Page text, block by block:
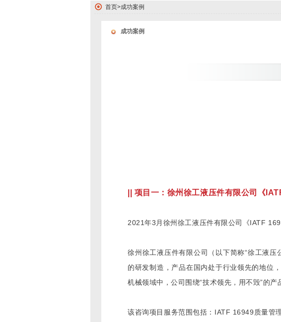
首页>成功案例
成功案例
|| 项目一：徐州徐工液压件有限公司《
2021年3月徐州徐工液压件有限公司《IATF
徐州徐工液压件有限公司（以下简称“徐工液
的研发制造，产品在国内处于行业领先的地位
机械领域中，公司围绕“技术领先，用不毁”的产
该咨询项目服务范围包括：IATF 16949质量管